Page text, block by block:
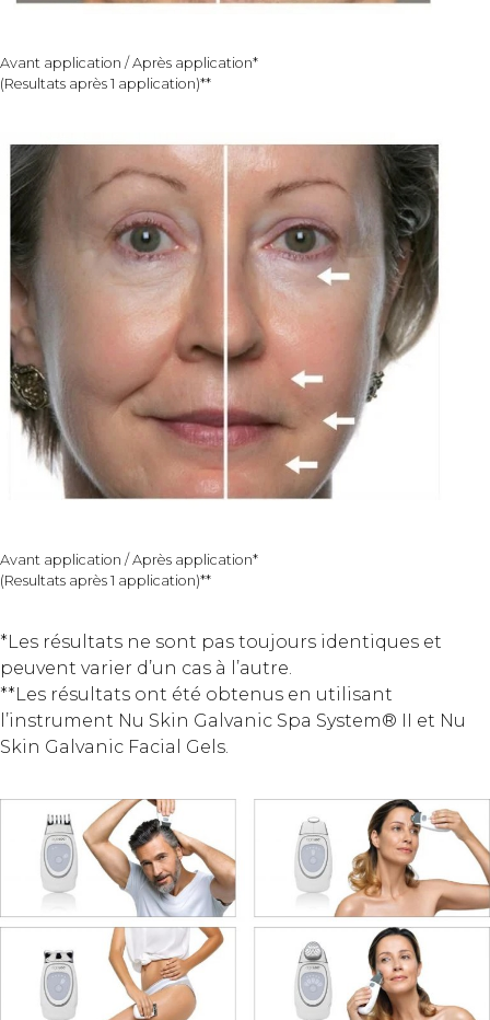
Avant application / Après application*
(Resultats après 1 application)**
Avant application / Après application*
(Resultats après 1 application)**
*Les résultats ne sont pas toujours identiques et
peuvent varier d’un cas à l’autre.
**Les résultats ont été obtenus en utilisant
l’instrument Nu Skin Galvanic Spa System® II et Nu
Skin Galvanic Facial Gels.